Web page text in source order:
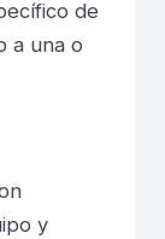
de
a una o
y